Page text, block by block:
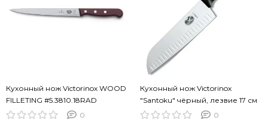
Кухонный нож Victorinox WOOD
FILLETING #5.3810.18RAD
0
Кухонный нож Victorinox
"Santoku" чёрный, лезвие 17 см
0